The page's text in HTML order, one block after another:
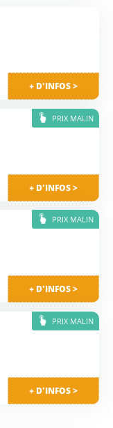
+ D'INFOS >
PRIX MALIN
+ D'INFOS >
PRIX MALIN
+ D'INFOS >
PRIX MALIN
+ D'INFOS >